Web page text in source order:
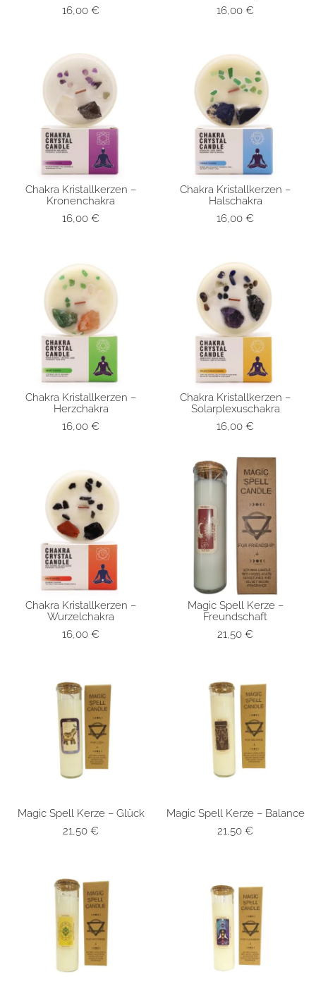
16,00 €
16,00 €
SCHNELLANSICHT
Chakra Kristallkerzen –
Kronenchakra
16,00 €
SCHNELLANSICHT
Chakra Kristallkerzen –
Halschakra
16,00 €
SCHNELLANSICHT
Chakra Kristallkerzen –
Herzchakra
16,00 €
SCHNELLANSICHT
Chakra Kristallkerzen –
Solarplexuschakra
16,00 €
SCHNELLANSICHT
Chakra Kristallkerzen –
Wurzelchakra
16,00 €
SCHNELLANSICHT
Magic Spell Kerze –
Freundschaft
21,50 €
SCHNELLANSICHT
Magic Spell Kerze – Glück
21,50 €
SCHNELLANSICHT
Magic Spell Kerze – Balance
21,50 €